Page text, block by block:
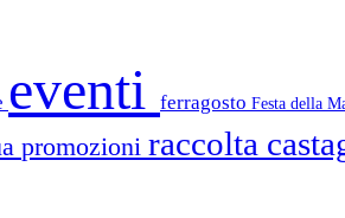
eventi ferragosto Festa della
promozioni raccolta